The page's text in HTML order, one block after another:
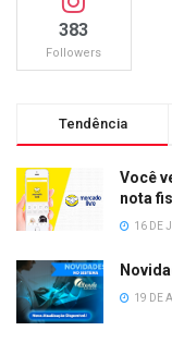
383
Followers
Tendência
Você
nota
16 DE
19 DE